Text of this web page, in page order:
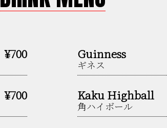
¥700 Guinness
ギネス
¥700 Kaku Highball
角ハイボール